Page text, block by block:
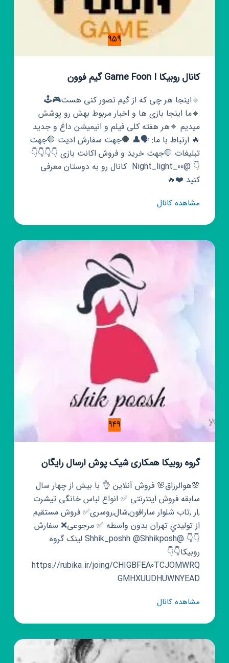
959
کانال روبیکا Game Foon I گیم فوون
🔸اینجا هر چی که از گیم تصور کنی هست🎮🕹️
🔸ما اینجا بازی ها و اخبار مربوط بهش رو پوشش
میدیم 🔸هر هفته کلی فیلم و انیمیشن داغ و جدید
🔥 ارتباط با ما: 🗣️👤 🛑جهت سفارش ادیت 🛑جهت
تبلیغات 🛑جهت خرید و فروش اکانت بازی ‌👇👇👇👇
👇 @Night_light_00 ‌ کانال رو به دوستان معرفی
کنید ❤️🔥
مشاهده کانالکانال
Game
Foon
I
949
گروه روبیکا همکاری شیک پوش ارسال رایگان
🌸هوالرزاق🌸 فروش آنلاین 👌 با بیش از چهار سال
سابقه فروش اینترنتی ✅️ انواع لباس خانگی تیشرت
,ار ,تاب شلوار سارافون,شال,روسری✅️ فروش مستقیم
از توليدي تهران بدون واسطه ✅️ مرجوعی❌️ سفارش
👇👇 @Shhik_poshh @Shhikposh لینک گروه
روبیکا👇👇
https://rubika.ir/joing/CHIGBFEA0TCJOMWRQ
GMHXUUDHUWNYEAD
مشاهده کانالگروه
همکاری
شیک
پوش